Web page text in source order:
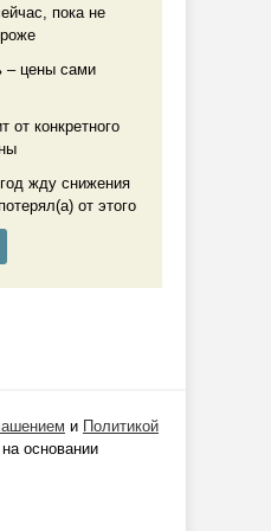
пока не
– цены сами
от конкретного
жду снижения
от этого
и Политикой
основании